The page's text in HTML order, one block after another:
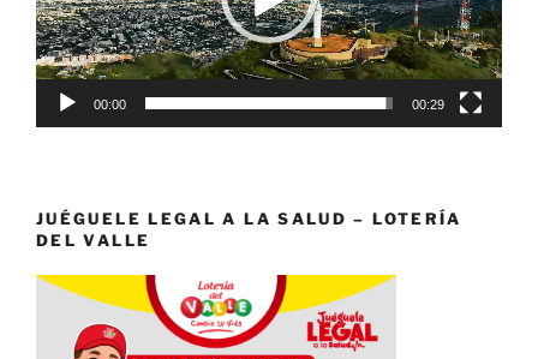
00:00 00:29
JUÉGUELE LEGAL A LA SALUD – LOTERÍA
DEL VALLE